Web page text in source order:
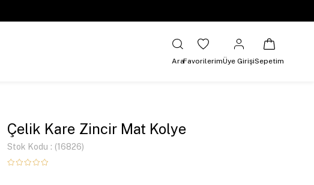
AraFavorilerimÜye GirişiSepetim
Çelik Kare Zincir Mat Kolye
Stok Kodu (16826)